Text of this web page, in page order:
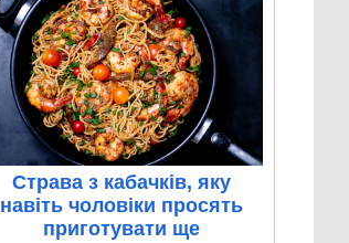
Страва з кабачків, яку
навіть чоловіки просять
приготувати ще